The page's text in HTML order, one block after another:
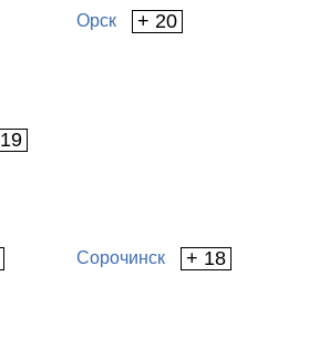
Орск + 20
+ 19
Сорочинск + 18